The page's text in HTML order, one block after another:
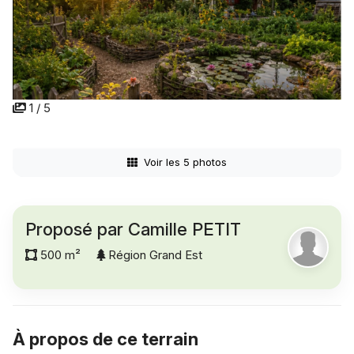
1 / 5
Voir les 5 photos
Proposé par Camille PETIT
500 m² Région Grand Est
À propos de ce terrain